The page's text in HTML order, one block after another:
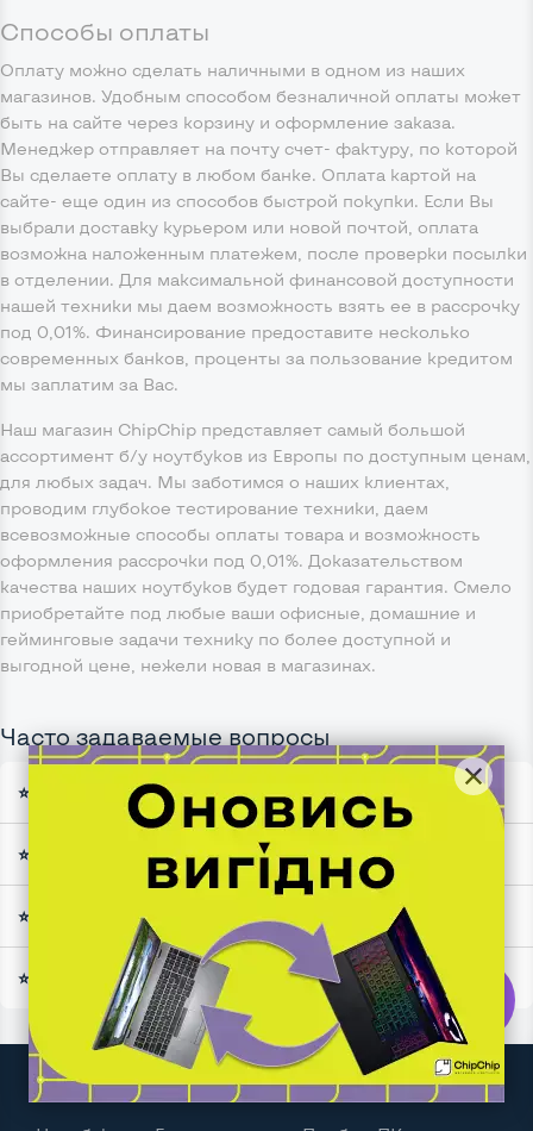
ChipChip
звʼязок
Способы оплаты
Оплату можно сделать наличными в одном из наших
магазинов. Удобным способом безналичной оплаты может
быть на сайте через корзину и оформление заказа.
Менеджер отправляет на почту счет- фактуру, по которой
Вы сделаете оплату в любом банке. Оплата картой на
сайте- еще один из способов быстрой покупки. Если Вы
выбрали доставку курьером или новой почтой, оплата
возможна наложенным платежем, после проверки посылки
в отделении. Для максимальной финансовой доступности
нашей техники мы даем возможность взять ее в рассрочку
под 0,01%. Финансирование предоставите несколько
современных банков, проценты за пользование кредитом
мы заплатим за Вас.
Наш магазин ChipChip представляет самый большой
ассортимент б/у ноутбуков из Европы по доступным ценам,
для любых задач. Мы заботимся о наших клиентах,
проводим глубокое тестирование техники, даем
всевозможные способы оплаты товара и возможность
оформления рассрочки под 0,01%. Доказательством
качества наших ноутбуков будет годовая гарантия. Смело
приобретайте под любые ваши офисные, домашние и
гейминговые задачи технику по более доступной и
выгодной цене, нежели новая в магазинах.
Часто задаваемые вопросы
⭐ Есть ли смысл брать б/у ноутбук ради экономии
⭐ Стоит ли опасаться покупки б/у ноутбука
⭐ На что обратить внимание при покупке б/у ноутбука
⭐ Какой ноутбук выбрать в 2025 году?
Категории Клиентам